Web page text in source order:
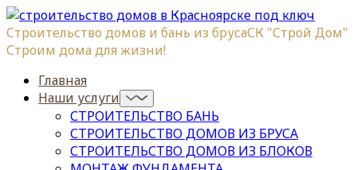
Строительство домов и бань из брусаСК "Строй Дом"
Строим дома для жизни!
Главная
Наши услуги
СТРОИТЕЛЬСТВО БАНЬ
СТРОИТЕЛЬСТВО ДОМОВ ИЗ БРУСА
СТРОИТЕЛЬСТВО ДОМОВ ИЗ БЛОКОВ